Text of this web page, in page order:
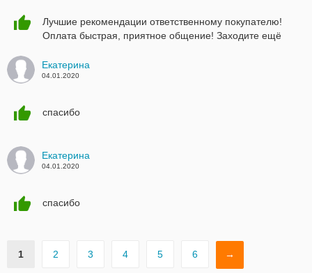
Лучшие рекомендации ответственному покупателю!
Оплата быстрая, приятное общение! Заходите ещё
Екатерина
04.01.2020
спасибо
Екатерина
04.01.2020
спасибо
1 2 3 4 5 6 →